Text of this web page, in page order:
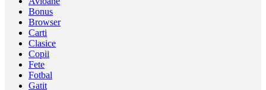
Bonus
Browser
Carti
Clasice
Copii
Fete
Fotbal
Gatit